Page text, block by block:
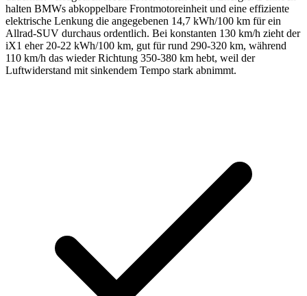
halten BMWs abkoppelbare Frontmotoreinheit und eine effiziente
elektrische Lenkung die angegebenen 14,7 kWh/100 km für ein
Allrad-SUV durchaus ordentlich. Bei konstanten 130 km/h zieht der
iX1 eher 20-22 kWh/100 km, gut für rund 290-320 km, während
110 km/h das wieder Richtung 350-380 km hebt, weil der
Luftwiderstand mit sinkendem Tempo stark abnimmt.